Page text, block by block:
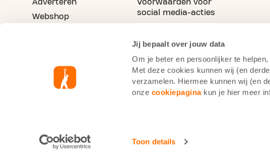
Jij bepaalt over jouw data
Om je beter en persoonlijker te
Met deze cookies kunnen wij (en
verzamelen. Hiermee kunnen wij (en
onze cookiepaginakun je hier meer
Toon details
Adverteren
Webshop
Voorwaarden voor
social media-acties
Basic-Fit België